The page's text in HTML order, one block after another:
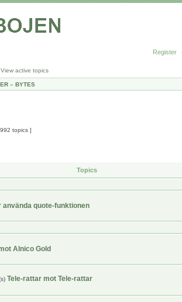
Register
View active topics
» BYTES
topics ]
Topics
använda quote-funktionen
Alnico Gold
Tele-rattar mot Tele-rattar